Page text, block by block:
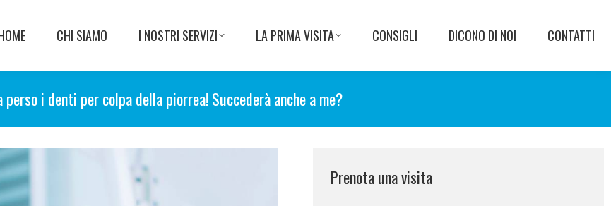
CHI SIAMO I NOSTRI SERVIZI LA PRIMA VISITA CONSIGLI DICONO DI NOI CONTATTI
perso i denti per colpa della piorrea! Succederà anche a me?
Prenota una visita